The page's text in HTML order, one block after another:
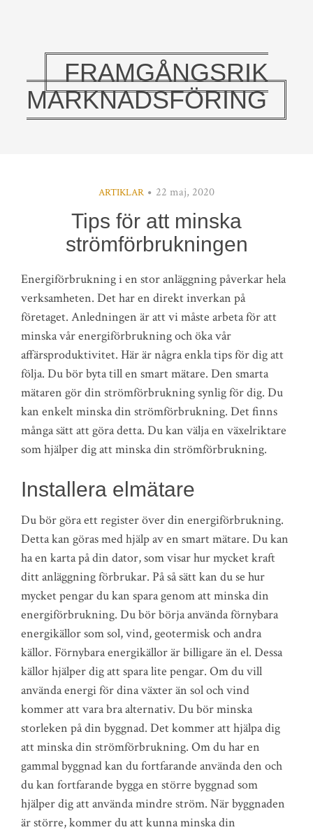
FRAMGÅNGSRIK
MARKNADSFÖRING
ARTIKLAR 22 maj, 2020
Tips för att minska
strömförbrukningen
Energiförbrukning i en stor anläggning påverkar hela
verksamheten. Det har en direkt inverkan på
företaget. Anledningen är att vi måste arbeta för att
minska vår energiförbrukning och öka vår
affärsproduktivitet. Här är några enkla tips för dig att
följa. Du bör byta till en smart mätare. Den smarta
mätaren gör din strömförbrukning synlig för dig. Du
kan enkelt minska din strömförbrukning. Det finns
många sätt att göra detta. Du kan välja en växelriktare
som hjälper dig att minska din strömförbrukning.
Installera elmätare
Du bör göra ett register över din energiförbrukning.
Detta kan göras med hjälp av en smart mätare. Du kan
ha en karta på din dator, som visar hur mycket kraft
ditt anläggning förbrukar. På så sätt kan du se hur
mycket pengar du kan spara genom att minska din
energiförbrukning. Du bör börja använda förnybara
energikällor som sol, vind, geotermisk och andra
källor. Förnybara energikällor är billigare än el. Dessa
källor hjälper dig att spara lite pengar. Om du vill
använda energi för dina växter än sol och vind
kommer att vara bra alternativ. Du bör minska
storleken på din byggnad. Det kommer att hjälpa dig
att minska din strömförbrukning. Om du har en
gammal byggnad kan du fortfarande använda den och
du kan fortfarande bygga en större byggnad som
hjälper dig att använda mindre ström. När byggnaden
är större, kommer du att kunna minska din